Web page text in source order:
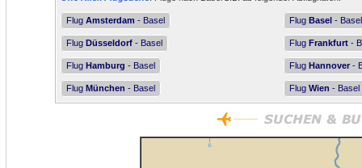
Flug Amsterdam - Basel Flug Basel - Basel
Flug Düsseldorf - Basel Flug Frankfurt -
Flug Hamburg - Basel Flug Hannover -
Flug München - Basel Flug Wien - Basel